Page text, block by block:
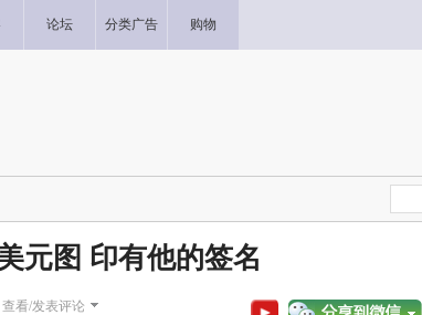
论坛 分类广告 购物
元图 印有他的签名
查看/发表评论